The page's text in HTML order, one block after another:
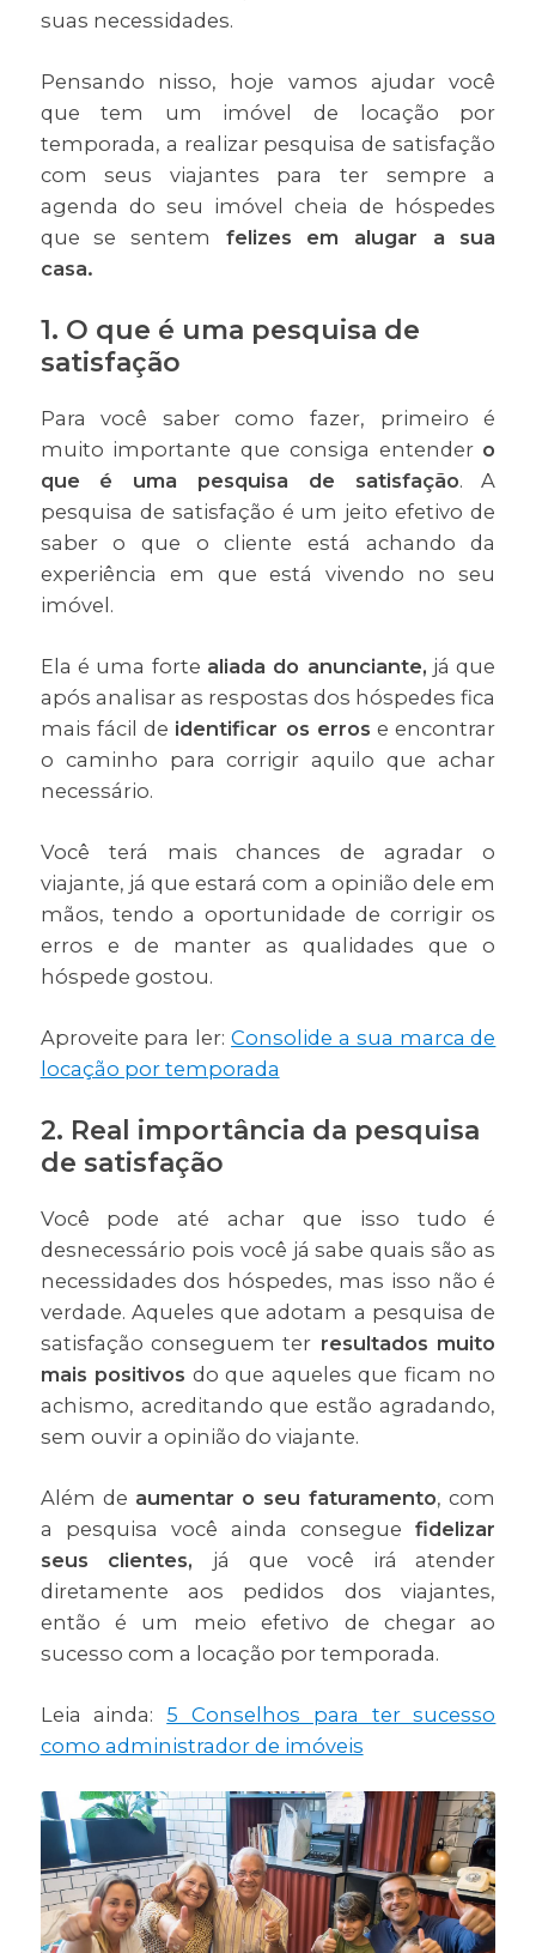
suas necessidades.
Pensando nisso, hoje vamos ajudar você
que tem um imóvel de locação por
temporada, a realizar pesquisa de satisfação
com seus viajantes para ter sempre a
agenda do seu imóvel cheia de hóspedes
que se sentem felizes em alugar a sua
casa.
1. O que é uma pesquisa de
satisfação
Para você saber como fazer, primeiro é
muito importante que consiga entender o
que é uma pesquisa de satisfação. A
pesquisa de satisfação é um jeito efetivo de
saber o que o cliente está achando da
experiência em que está vivendo no seu
imóvel.
Ela é uma forte aliada do anunciante, já que
após analisar as respostas dos hóspedes fica
mais fácil de identificar os erros e encontrar
o caminho para corrigir aquilo que achar
necessário.
Você terá mais chances de agradar o
viajante, já que estará com a opinião dele em
mãos, tendo a oportunidade de corrigir os
erros e de manter as qualidades que o
hóspede gostou.
Aproveite para ler:Consolide a sua marca de
locação por temporada
2. Real importância da pesquisa
de satisfação
Você pode até achar que isso tudo é
desnecessário pois você já sabe quais são as
necessidades dos hóspedes, mas isso não é
verdade. Aqueles que adotam a pesquisa de
satisfação conseguem ter resultados muito
mais positivos do que aqueles que ficam no
achismo, acreditando que estão agradando,
sem ouvir a opinião do viajante.
Além de aumentar o seu faturamento, com
a pesquisa você ainda conseguefidelizar
seus clientes, já que você irá atender
diretamente aos pedidos dos viajantes,
então é um meio efetivo de chegar ao
sucesso com a locação por temporada.
Leia ainda:5 Conselhos para ter sucesso
como administrador de imóveis